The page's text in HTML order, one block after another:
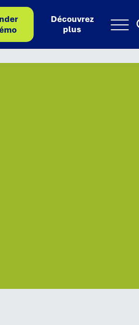
Découvrez
plus